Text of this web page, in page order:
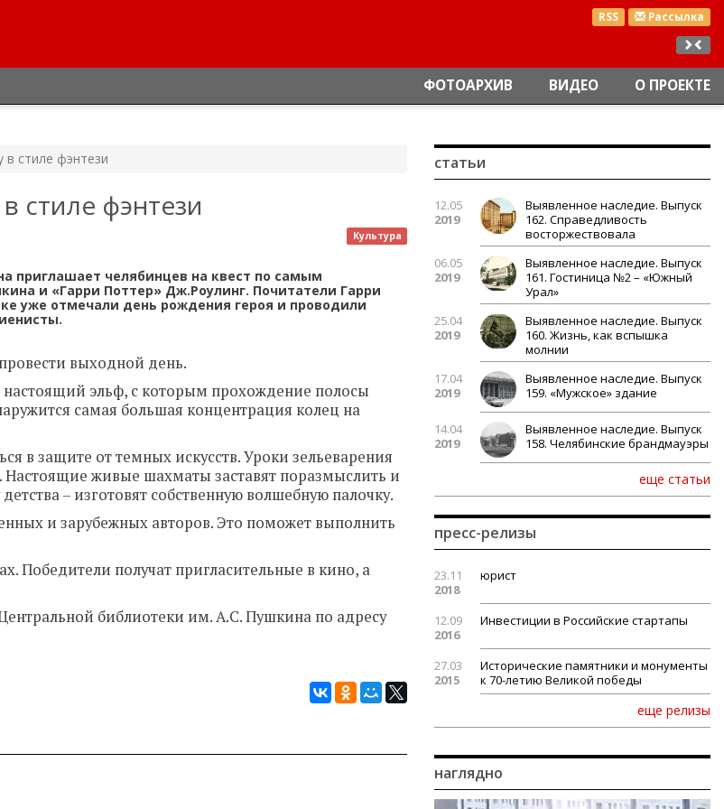
RSS Рассылка
ФОТОАРХИВ ВИДЕО О ПРОЕКТЕ
в стиле фэнтези
стиле фэнтези
Культура
приглашает челябинцев на квест по самым
и «Гарри Поттер» Дж.Роулинг. Почитатели Гарри
уже отмечали день рождения героя и проводили
выходной день.
настоящий эльф, с которым прохождение полосы
самая большая концентрация колец на
в защите от темных искусств. Уроки зельеварения
Настоящие живые шахматы заставят поразмыслить и
– изготовят собственную волшебную палочку.
и зарубежных авторов. Это поможет выполнить
Победители получат пригласительные в кино, а
библиотеки им. А.С. Пушкина по адресу
статьи
12.05
2019
Выявленное наследие. Выпуск
162. Справедливость
восторжествовала
06.05
2019
Выявленное наследие. Выпуск
161. Гостиница №2 – «Южный
Урал»
25.04
2019
Выявленное наследие. Выпуск
160. Жизнь, как вспышка
молнии
17.04
2019
Выявленное наследие. Выпуск
159. «Мужское» здание
14.04
2019
Выявленное наследие. Выпуск
158. Челябинские брандмауэры
еще статьи
пресс-релизы
23.11
2018
юрист
12.09
2016
Инвестиции в Российские стартапы
27.03
2015
Исторические памятники и монументы
к 70-летию Великой победы
еще релизы
наглядно